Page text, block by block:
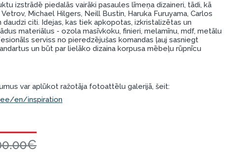
izstrādē piedalās vairāki pasaules līmeņa dizaineri, tādi, kā
Michael Hilgers, Neill Bustin, Haruka Furuyama, Carlos
daudzi citi. Idejas, kas tiek apkopotas, izkristalizētas un
materiālus - ozola masīvkoku, finieri, melamīnu, mdf, metālu
serviss no pieredzējušas komandas ļauj sasniegt
un būt par lielāko dizaina korpusa mēbeļu rūpnīcu
var aplūkot ražotāja fotoattēlu galerijā, šeit:
en/inspiration